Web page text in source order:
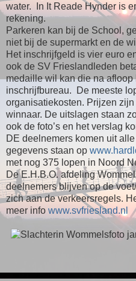
water. In It Reade Hynder is
rekening.
Parkeren kan bij de School,
niet bij de supermarkt en de
Het inschrijfgeld is vier euro
ook de SV Frieslandleden
medaille wil kan die na
inschrijfbureau. De meeste
organisatiekosten. Prijzen
winnaar. De uitslagen staan
ook de foto’s en het verslag
DE deelnemers komen uit
gegevens staan op
met nog 375 lopen in Noord
De E.H.B.O. afdeling
deelnemers blijven op de
zich aan de verkeersregels.
meer info www.svfriesland.nl
foto